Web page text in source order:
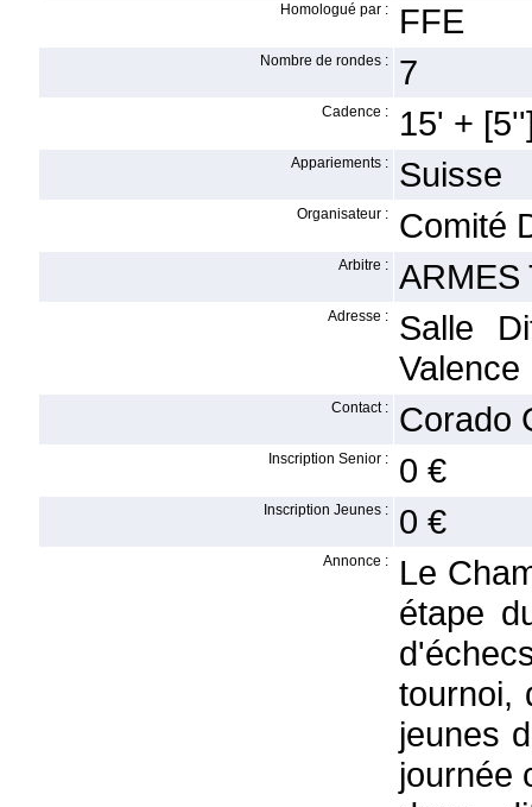
Homologué par : FFE
Nombre de rondes : 7
Cadence : 15' +
Appariements : Suisse
Organisateur : Comité
Arbitre : ARMES
Adresse :
Salle
Valence
Contact : Corado
Inscription Senior : 0 €
Inscription Jeunes : 0 €
Annonce :
Le
étape
tournoi,
jeunes
journée